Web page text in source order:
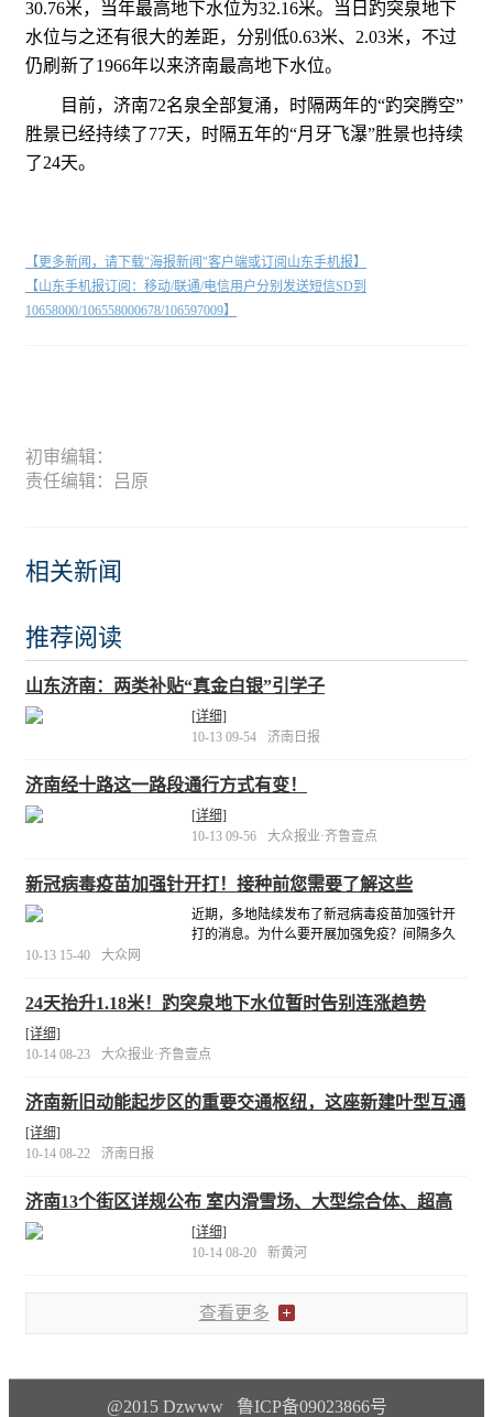
30.76米，当年最高地下水位为32.16米。当日趵突泉地下
水位与之还有很大的差距，分别低0.63米、2.03米，不过
仍刷新了1966年以来济南最高地下水位。
目前，济南72名泉全部复涌，时隔两年的“趵突腾空”
胜景已经持续了77天，时隔五年的“月牙飞瀑”胜景也持续
了24天。
【更多新闻，请下载"海报新闻"客户端或订阅山东手机报】
【山东手机报订阅：移动/联通/电信用户分别发送短信SD到
10658000/106558000678/106597009】
初审编辑：
责任编辑：吕原
相关新闻
推荐阅读
山东济南：两类补贴“真金白银”引学子
[详细]
10-13 09-54
济南日报
济南经十路这一路段通行方式有变！
[详细]
10-13 09-56
大众报业·齐鲁壹点
新冠病毒疫苗加强针开打！接种前您需要了解这些
近期，多地陆续发布了新冠病毒疫苗加强针开
打的消息。为什么要开展加强免疫？间隔多久
中心的专家，并为大家整理了一份“加强针攻
略”。[详细]
10-13 15-40 大众网
24天抬升1.18米！趵突泉地下水位暂时告别连涨趋势
[详细]
10-14 08-23
大众报业·齐鲁壹点
济南新旧动能起步区的重要交通枢纽，这座新建叶型互通
立交已现雏形
[详细]
10-14 08-22
济南日报
济南13个街区详规公布 室内滑雪场、大型综合体、超高
层一应俱全
[详细]
10-14 08-20
新黄河
查看更多
@2015 Dzwww 鲁ICP备09023866号